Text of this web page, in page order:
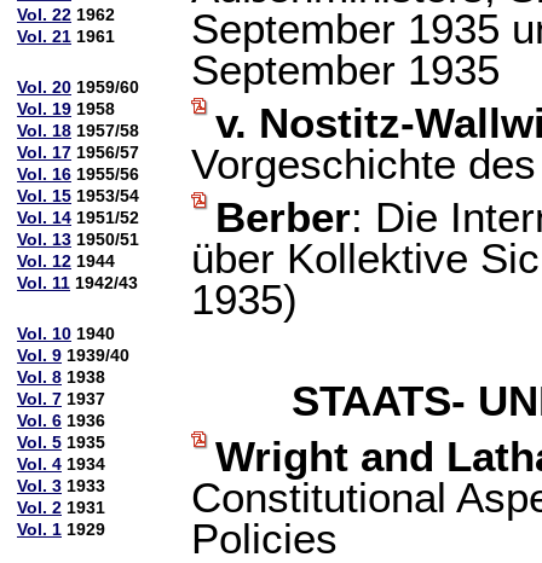
Vol. 22 1962
Vol. 21 1961
Vol. 20 1959/60
Vol. 19 1958
Vol. 18 1957/58
Vol. 17 1956/57
Vol. 16 1955/56
Vol. 15 1953/54
Vol. 14 1951/52
Vol. 13 1950/51
Vol. 12 1944
Vol. 11 1942/43
Vol. 10 1940
Vol. 9 1939/40
Vol. 8 1938
Vol. 7 1937
Vol. 6 1936
Vol. 5 1935
Vol. 4 1934
Vol. 3 1933
Vol. 2 1931
Vol. 1 1929
September 1935
September 1935
v. Nostitz-
Vorgeschichte
Berber: Die
über Kollektive
1935)
STAATS-
Wright and
Constitutional
Policies